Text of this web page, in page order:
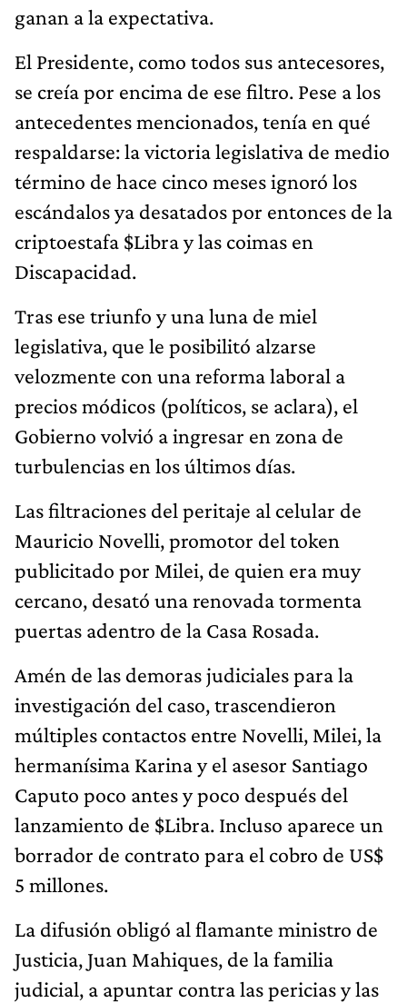
ganan a la expectativa.
El Presidente, como todos sus antecesores,
se creía por encima de ese filtro. Pese a los
antecedentes mencionados, tenía en qué
respaldarse: la victoria legislativa de medio
término de hace cinco meses ignoró los
escándalos ya desatados por entonces de la
criptoestafa $Libra y las coimas en
Discapacidad.
Tras ese triunfo y una luna de miel
legislativa, que le posibilitó alzarse
velozmente con una reforma laboral a
precios módicos (políticos, se aclara), el
Gobierno volvió a ingresar en zona de
turbulencias en los últimos días.
Las filtraciones del peritaje al celular de
Mauricio Novelli, promotor del token
publicitado por Milei, de quien era muy
cercano, desató una renovada tormenta
puertas adentro de la Casa Rosada.
Amén de las demoras judiciales para la
investigación del caso, trascendieron
múltiples contactos entre Novelli, Milei, la
hermanísima Karina y el asesor Santiago
Caputo poco antes y poco después del
lanzamiento de $Libra. Incluso aparece un
borrador de contrato para el cobro de US$
5 millones.
La difusión obligó al flamante ministro de
Justicia, Juan Mahiques, de la familia
judicial, a apuntar contra las pericias y las